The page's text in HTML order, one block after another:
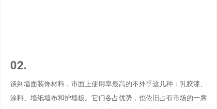
02.
谈到墙面装饰材料，市面上使用率最高的不外乎这几种：乳胶漆、
涂料、墙纸墙布和护墙板。它们各占优势，也依旧占有市场的一席